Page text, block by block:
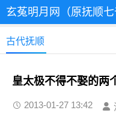
玄菟明月网（原抚顺七
古代抚顺
皇太极不得不娶的两
2013-01-27 13:42